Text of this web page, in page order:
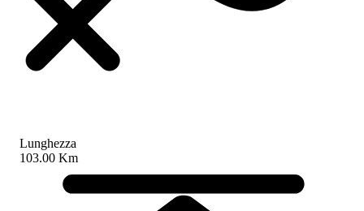
Lunghezza
103.00 Km